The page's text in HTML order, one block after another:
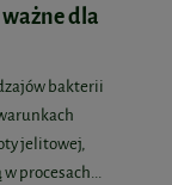
dla
bakterii
jelitowej,
procesach...